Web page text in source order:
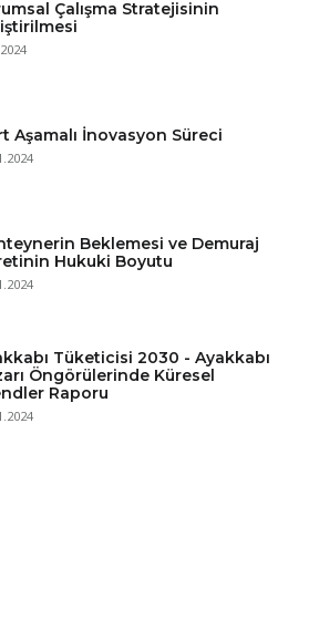
Çalışma Stratejisinin
Aşamalı İnovasyon Süreci
Beklemesi ve Demuraj
Hukuki Boyutu
Tüketicisi 2030 - Ayakkabı
Öngörülerinde Küresel
Raporu